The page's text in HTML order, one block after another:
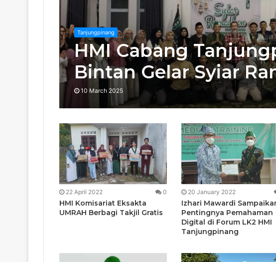
Tanjungpinang
HMI Cabang
Bintan Gelar Syiar
10 March 2025
22 April 2022 0
HMI Komisariat Eksakta
UMRAH Berbagi Takjil Gratis
20 January 2022
Izhari Mawardi
Pentingnya Pemahaman
Digital di Forum LK2 HMI
Tanjungpinang